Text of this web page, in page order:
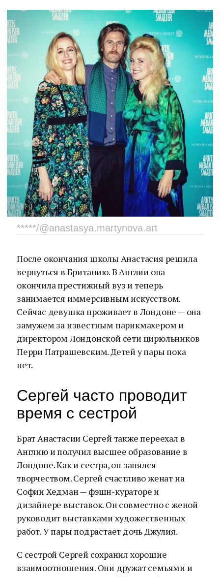
*****/@anastasya.martynova.art
После окончания школы Анастасия решила
вернуться в Британию. В Англии она
окончила престижный вуз и теперь
занимается иммерсивным искусством.
Сейчас девушка проживает в Лондоне — она
замужем за известным парикмахером и
директором Лондонской сети цирюльников
Перри Патрашевским. Детей у пары пока
нет.
Сергей часто проводит
время с сестрой
Брат Анастасии Сергей также переехал в
Англию и получил высшее образование в
Лондоне. Как и сестра, он занялся
творчеством. Сергей счастливо женат на
Софии Хедман — фэшн-кураторе и
дизайнере выставок. Он совместно с женой
руководит выставками художественных
работ. У пары подрастает дочь Джулия.
С сестрой Сергей сохранил хорошие
взаимоотношения. Они дружат семьями и